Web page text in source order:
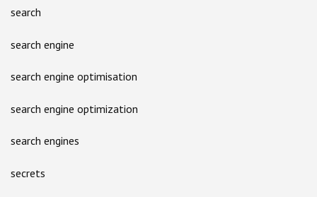
search
search engine
search engine optimisation
search engine optimization
search engines
secrets